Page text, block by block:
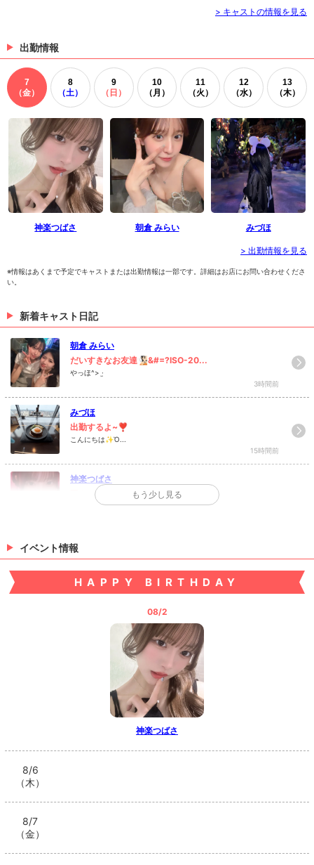
> キャストの情報を見る
出勤情報
7
（金）
8
（土）
9
（日）
10
（月）
11
（火）
12
（水）
13
（木）
神楽つばさ 朝倉 みらい みづほ
> 出勤情報を見る
※情報はあくまで予定でキャストまたは出勤情報は一部です。詳細はお店にお問い合わせくださ
い。
新着キャスト日記
朝倉 みらい
だいすきなお友達🧏🏻&#=?ISO-20...
やっほ^> ·̫
3時間前
みづほ
出勤するよ~❣️
こんにちは✨Ὁ...
15時間前
神楽つばさ
みなさんおはようございますᄄ...
花山 累
A〇でこの近さのカットあるよな #05 ...
A〇でこの近さのカットあるよな #05 ...
もう少し見る
イベント情報
HAPPY BIRTHDAY
08/2
神楽つばさ
8/6
（木）
8/7
（金）